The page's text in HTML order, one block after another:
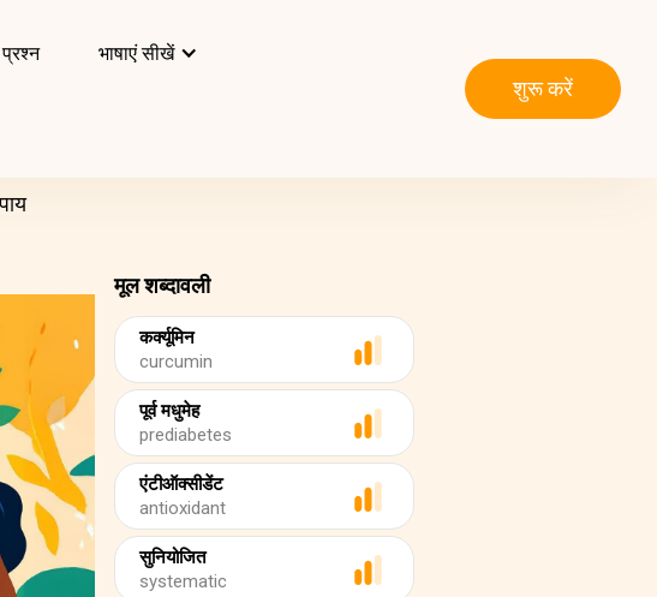
भाषाएं सीखें
शुरू करें
मूल शब्दावली
कर्क्यूमिन
curcumin
पूर्व मधुमेह
prediabetes
एंटीऑक्सीडेंट
antioxidant
सुनियोजित
systematic